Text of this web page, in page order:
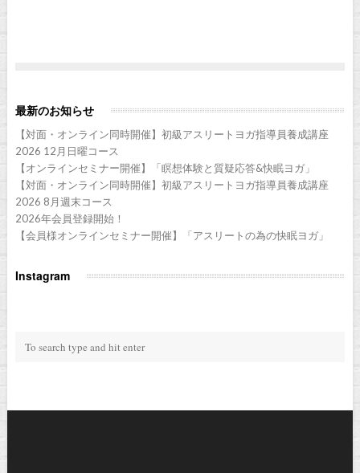
最新のお知らせ
【対面・オンライン同時開催】初級アスリートヨガ指導員養成講座
2026 12月日曜コース
【オンラインセミナー開催】「瞑想体験と質疑応答&快眠ヨガ」
【対面・オンライン同時開催】初級アスリートヨガ指導員養成講座
2026 8月週末コース
2026年会員登録開始！
【会員様オンラインセミナー開催】「アスリートの為の快眠ヨガ」
Instagram